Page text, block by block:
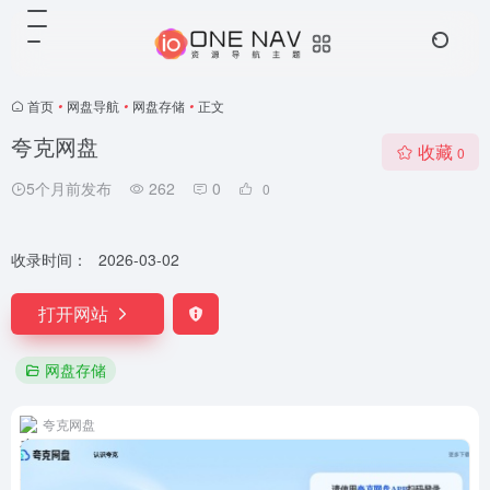
首页 • 网盘导航 • 网盘存储 • 正文
夸克网盘
5个月前发布 262 0 0
收藏 0
收录时间： 2026-03-02
打开网站
网盘存储
夸克网盘